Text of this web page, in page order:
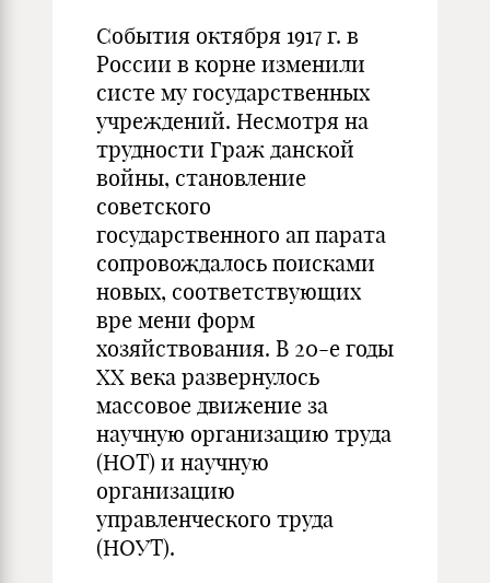
События октября 1917 г. в
России в корне изменили
систе­ му государственных
учреждений. Несмотря на
трудности Граж­ данской
войны, становление
советского
государственного ап­ парата
сопровождалось поисками
новых, соответствующих
вре­ мени форм
хозяйствования. В 20-е годы
XX века развернулось
массовое движение за
научную организацию труда
(НОТ) и научную
организацию
управленческого труда
(НОУТ).